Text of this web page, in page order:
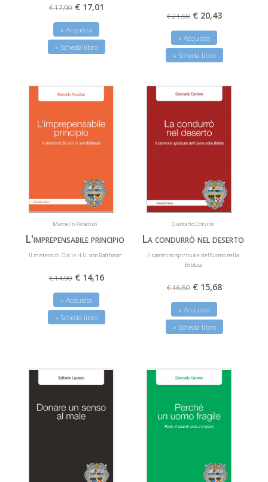
€ 17,90 € 17,01
» Acquista
» Scheda libro
€ 21,50 € 20,43
» Acquista
» Scheda libro
Marcello Paradiso
L'imprepensabile principio
Il mistero di Dio in H.U. von Balthasar
€ 14,90 € 14,16
» Acquista
» Scheda libro
Giancarlo Corvino
La condurrò nel deserto
Il cammino spirituale dell’uomo nella
Bibbia
€ 16,50 € 15,68
» Acquista
» Scheda libro